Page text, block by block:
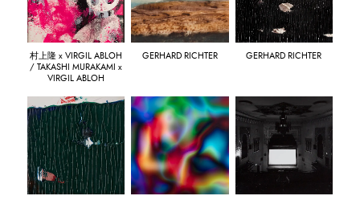
村上隆 x VIRGIL ABLOH
/ TAKASHI MURAKAMI x
VIRGIL ABLOH
GERHARD RICHTER GERHARD RICHTER